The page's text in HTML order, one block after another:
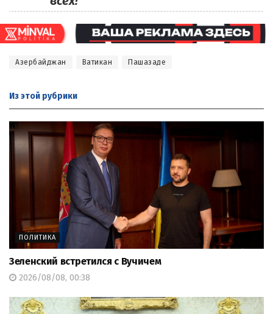
Азербайджан Ватикан Пашазаде
Из этой рубрики
ПОЛИТИКА
Зеленский встретился с Вучичем
2026/08/08, 00:38